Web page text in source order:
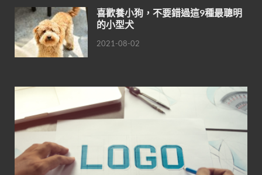
喜歡養小狗，不要錯過這9種最聰明
的小型犬
2021-08-02